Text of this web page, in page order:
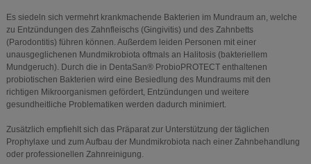
Es siedeln sich vermehrt krankmachende Bakterien im Mundraum an, welche
zu Entzündungen des Zahnfleischs (Gingivitis) und des Zahnbetts
(Parodontitis) führen können. Außerdem leiden Personen mit einer
unausgeglichenen Mundmikrobiota oftmals an Halitosis (bakteriellem
Mundgeruch). Durch die in DentaSan® ProbioPROTECT enthaltenen
probiotischen Bakterien wird eine Besiedlung des Mundraums mit den
richtigen Mikroorganismen gefördert, Entzündungen und weitere
gesundheitliche Problematiken werden dadurch minimiert.
Zusätzlich empfiehlt sich das Präparat zur Unterstützung der täglichen
Prophylaxe und zum Aufbau der Mundmikrobiota nach einer Zahnbehandlung
oder professionellen Zahnreinigung.